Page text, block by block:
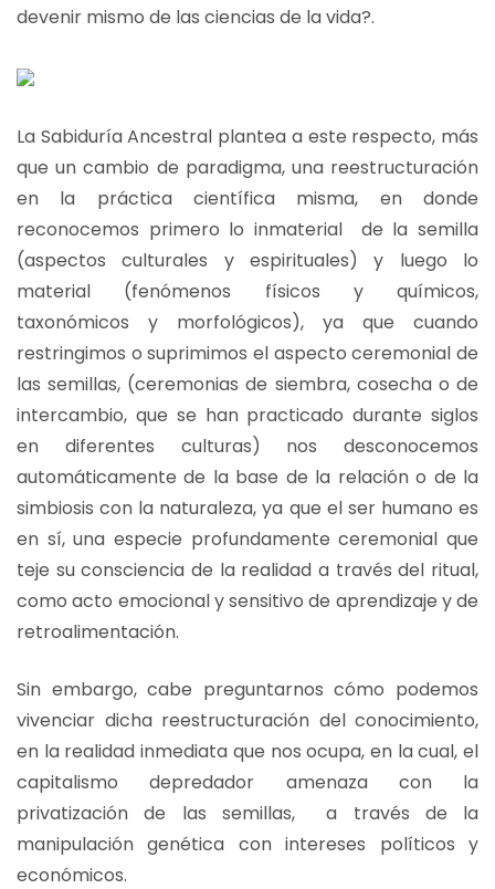
devenir mismo de las ciencias de la vida?.
La Sabiduría Ancestral plantea a este respecto, más
que un cambio de paradigma, una reestructuración
en la práctica científica misma, en donde
reconocemos primero lo inmaterial de la semilla
(aspectos culturales y espirituales) y luego lo
material (fenómenos físicos y químicos,
taxonómicos y morfológicos), ya que cuando
restringimos o suprimimos el aspecto ceremonial de
las semillas, (ceremonias de siembra, cosecha o de
intercambio, que se han practicado durante siglos
en diferentes culturas) nos desconocemos
automáticamente de la base de la relación o de la
simbiosis con la naturaleza, ya que el ser humano es
en sí, una especie profundamente ceremonial que
teje su consciencia de la realidad a través del ritual,
como acto emocional y sensitivo de aprendizaje y de
retroalimentación.
Sin embargo, cabe preguntarnos cómo podemos
vivenciar dicha reestructuración del conocimiento,
en la realidad inmediata que nos ocupa, en la cual, el
capitalismo depredador amenaza con la
privatización de las semillas, a través de la
manipulación genética con intereses políticos y
económicos.